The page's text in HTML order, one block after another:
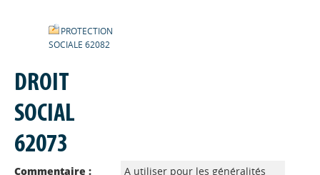
PROTECTION
SOCIALE 62082
DROIT
SOCIAL
62073
Commentaire :
A utiliser pour les généralités